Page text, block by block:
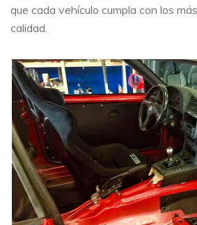
que cada vehículo cumpla con los
calidad.